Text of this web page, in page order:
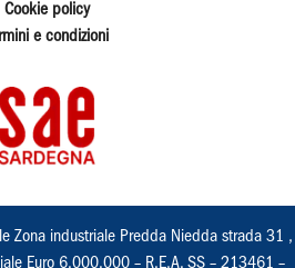
Cookie policy
e condizioni
Zona industriale Predda Niedda strada 31 ,
Euro 6.000.000 – R.E.A. SS – 213461 –